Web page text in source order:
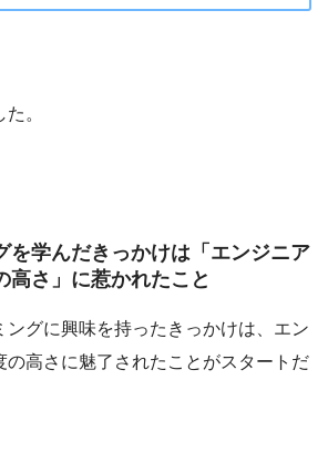
。
を学んだきっかけは「エンジニア
高さ」に惹かれたこと
ングに興味を持ったきっかけは、エン
の高さに魅了されたことがスタートだ